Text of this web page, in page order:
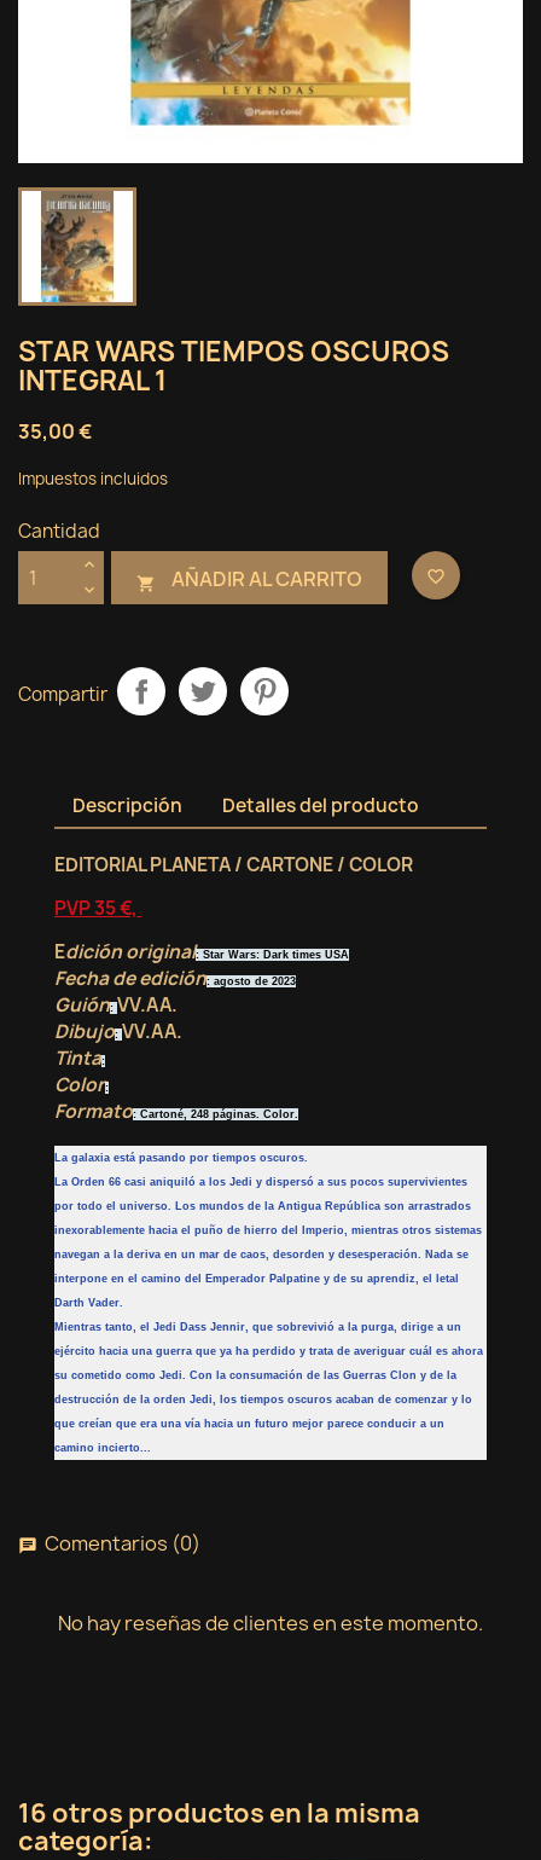
STAR WARS TIEMPOS OSCUROS
INTEGRAL 1
35,00 €
Impuestos incluidos
Cantidad
 AÑADIR AL CARRITO favorite_border
Compartir
Descripción Detalles del producto
EDITORIAL PLANETA / CARTONE / COLOR
PVP 35 €,
Edición original: Star Wars: Dark times USA
Fecha de edición: agosto de 2023
Guión: VV.AA.
Dibujo: VV.AA.
Tinta:
Color:
Formato: Cartoné, 248 páginas. Color.
La galaxia está pasando por tiempos oscuros.
La Orden 66 casi aniquiló a los Jedi y dispersó a sus pocos supervivientes
por todo el universo. Los mundos de la Antigua República son arrastrados
inexorablemente hacia el puño de hierro del Imperio, mientras otros sistemas
navegan a la deriva en un mar de caos, desorden y desesperación. Nada se
interpone en el camino del Emperador Palpatine y de su aprendiz, el letal
Darth Vader.
Mientras tanto, el Jedi Dass Jennir, que sobrevivió a la purga, dirige a un
ejército hacia una guerra que ya ha perdido y trata de averiguar cuál es ahora
su cometido como Jedi. Con la consumación de las Guerras Clon y de la
destrucción de la orden Jedi, los tiempos oscuros acaban de comenzar y lo
que creían que era una vía hacia un futuro mejor parece conducir a un
camino incierto...
chat Comentarios (0)
No hay reseñas de clientes en este momento.
16 otros productos en la misma
categoría: